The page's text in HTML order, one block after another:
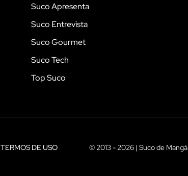
Suco Apresenta
Suco Entrevista
Suco Gourmet
Suco Tech
Top Suco
TERMOS DE USO © 2013 - 2026 | Suco de Mangá